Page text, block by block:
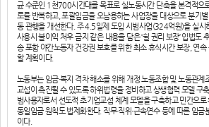
균 수준인 1천700시간대를 목표로 실노동시간 단축을 본격적으
로를 반복하고, 포괄임금을 오남용하는 사업장을 대상으로 분기
동 관행을 개선한다. 주 4.5일제 도입 시범사업(324억원)을 실시
사용시 불이익 처우 금지 같은 내용을 담은 ‘쉴 권리 보장’ 입법도
송 포함 야간노동자 건강권 보호를 위한 최소 휴식시간 보장, 연
할 계획이다.
노동부는 임금·복지 격차 해소를 위해 개정 노동조합 및 노동관계
교섭이 촉진될 수 있도록 하위법령을 정비하고 상생협력 모델 구
범사용자로서 선도적 초기업교섭 체계 모델을 구축하고 민간으
동일임금 원칙도 법제화한다. 직무·직위·근속연수 등에 따른 임
이다.